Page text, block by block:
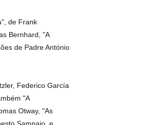
de Frank
Bernhard, "A
de Padre António
Federico García
"A
Otway, "As